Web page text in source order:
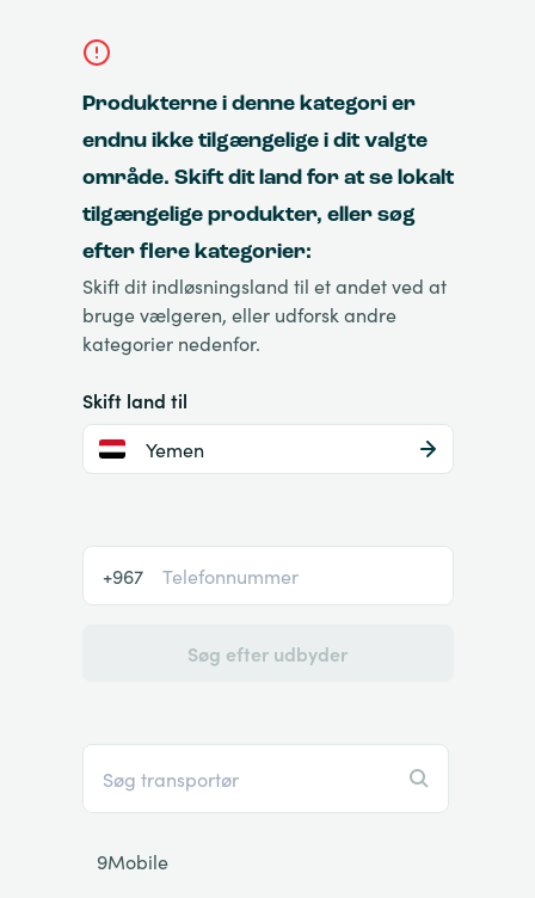
Produkterne i denne kategori er
endnu ikke tilgængelige i dit valgte
område. Skift dit land for at se lokalt
tilgængelige produkter, eller søg
efter flere kategorier:
Skift dit indløsningsland til et andet ved at
bruge vælgeren, eller udforsk andre
kategorier nedenfor.
Skift land til
Yemen
+967
Søg efter udbyder
9Mobile